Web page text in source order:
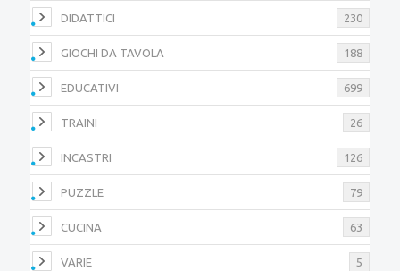
DIDATTICI 230
GIOCHI DA TAVOLA 188
EDUCATIVI 699
TRAINI 26
INCASTRI 126
PUZZLE 79
CUCINA 63
VARIE 5